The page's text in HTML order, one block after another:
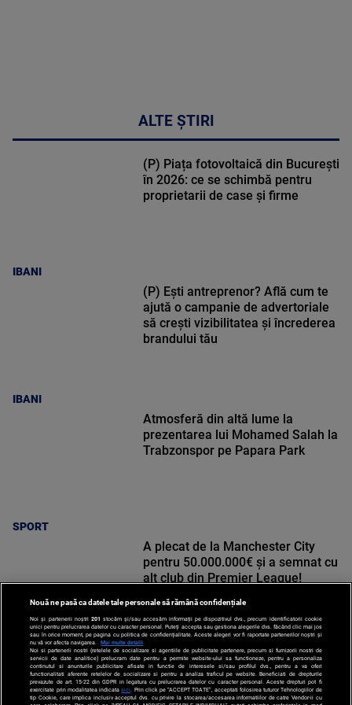
ALTE ȘTIRI
IBANI
(P) Piața fotovoltaică din București
în 2026: ce se schimbă pentru
proprietarii de case și firme
IBANI
(P) Ești antreprenor? Află cum te
ajută o campanie de advertoriale
să crești vizibilitatea și încrederea
brandului tău
SPORT
Atmosferă din altă lume la
prezentarea lui Mohamed Salah la
Trabzonspor pe Papara Park
SPORT
A plecat de la Manchester City
pentru 50.000.000€ și a semnat cu
alt club din Premier League!
Nouă ne pasă ca datele tale personale să rămână confidențiale
Noi și partenerii noștri 201 stocăm și/sau accesăm informații pe dispozitivul dvs., precum identificatorii cookie
unici pentru prelucrarea datelor cu caracter personal. Puteți accepta sau gestiona alegerile dvs. făcând clic mai jos
sau în orice moment, pe pagina cu politica de confidențialitate. Aceste alegeri vor fi raportate partenerilor noștri și
nu vă vor afecta navigarea.
Mai multe detalii
Noi si partenerii nostri (retelele de socializare si agentiile de publicitate partenere, precum si furnizorii nostri de
servicii de date analitice) prelucram date pentru a permite website-ului sa functioneze, pentru a personaliza
continutul si anunturile publicitare afisate in functie de interesele si/sau profilul dvs., pentru a va oferi
functionalitati aferente retelelor de socializare si pentru a analiza traficul pe website. Beneficiati de drepturile
prevazute de art. 15-22 din GDPR in legatura cu prelucrarea datelor cu caracter personal. Aceste drepturi pot fi
exercitate prin modalitatea indicataaici . Prin click pe “ACCEPT TOATE”, acceptati folosirea tuturor Tehnologiilor de
tip Cookie, care implica inclusiv acceptul dvs. cu privire la stocarea/accesarea informatiilor de catre Vendor-ii cu